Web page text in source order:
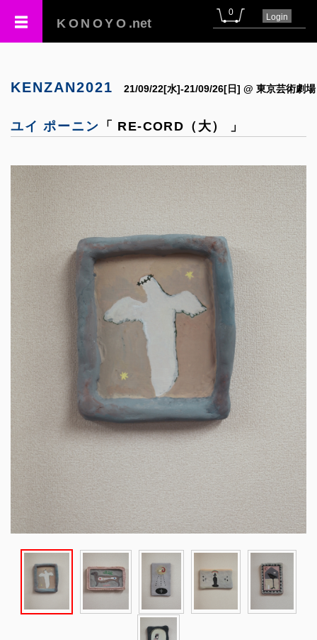
KONOYO .net
0 Login
KENZAN2021 21/09/22[水]-21/09/26[日] @ 東京芸術劇場
ユイ ポーニン 「 RE-CORD（大） 」